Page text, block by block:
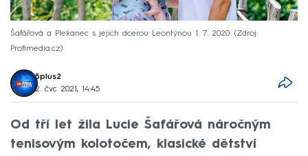
Šafářová a Plekanec s jejich dcerou Leontýnou 1. 7. 2020.
Zdroj:
Profimedia.cz
5plus2
2. čvc 2021, 14:45
Od tří let žila Lucie Šafářová náročným
tenisovým kolotočem, klasické dětství